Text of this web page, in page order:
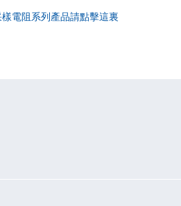
電阻系列產品請點擊這裏